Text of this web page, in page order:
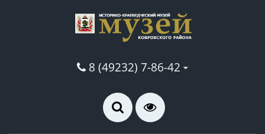
8 (49232) 7-86-42